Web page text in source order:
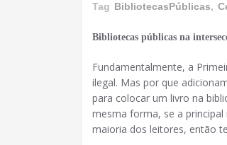
Tag BibliotecasPúblicas,
Bibliotecas públicas na
Fundamentalmente, a
ilegal. Mas por que
para colocar um livro na
mesma forma, se a
maioria dos leitores, então